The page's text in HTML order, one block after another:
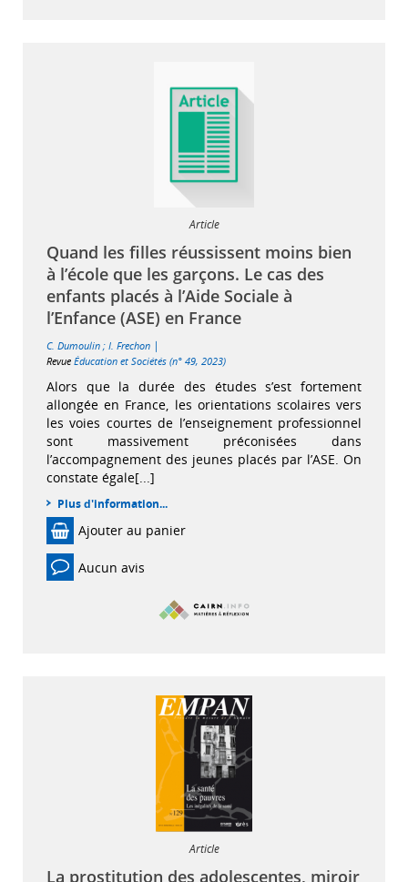
Article
Quand les filles réussissent moins bien
à l’école que les garçons. Le cas des
enfants placés à l’Aide Sociale à
l’Enfance (ASE) en France
C. Dumoulin ; I. Frechon |
Revue Éducation et Sociétés (n° 49, 2023)
Alors que la durée des études s’est fortement
allongée en France, les orientations scolaires vers
les voies courtes de l’enseignement professionnel
sont massivement préconisées dans
l’accompagnement des jeunes placés par l’ASE. On
constate égale[...]
Plus d'information...
Ajouter au panier
Aucun avis
Article
La prostitution des adolescentes, miroir